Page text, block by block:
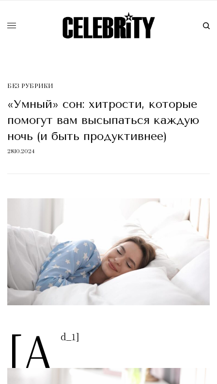
БЕЗ РУБРИКИ
«Умный» сон: хитрости, которые
помогут вам высыпаться каждую
ночь (и быть продуктивнее)
28.10.2024
[a d_1]